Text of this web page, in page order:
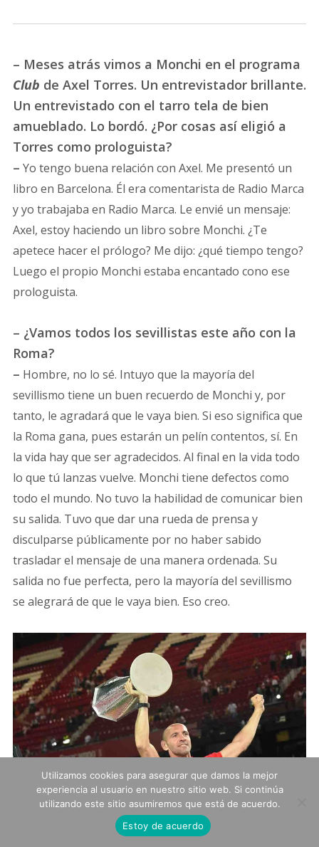
– Meses atrás vimos a Monchi en el programa
Club de Axel Torres. Un entrevistador brillante.
Un entrevistado con el tarro tela de bien
amueblado. Lo bordó. ¿Por cosas así eligió a
Torres como prologuista?
– Yo tengo buena relación con Axel. Me presentó un
libro en Barcelona. Él era comentarista de Radio Marca
y yo trabajaba en Radio Marca. Le envié un mensaje:
Axel, estoy haciendo un libro sobre Monchi. ¿Te
apetece hacer el prólogo? Me dijo: ¿qué tiempo tengo?
Luego el propio Monchi estaba encantado cono ese
prologuista.
– ¿Vamos todos los sevillistas este año con la
Roma?
– Hombre, no lo sé. Intuyo que la mayoría del
sevillismo tiene un buen recuerdo de Monchi y, por
tanto, le agradará que le vaya bien. Si eso significa que
la Roma gana, pues estarán un pelín contentos, sí. En
la vida hay que ser agradecidos. Al final en la vida todo
lo que tú lanzas vuelve. Monchi tiene defectos como
todo el mundo. No tuvo la habilidad de comunicar bien
su salida. Tuvo que dar una rueda de prensa y
disculparse públicamente por no haber sabido
trasladar el mensaje de una manera ordenada. Su
salida no fue perfecta, pero la mayoría del sevillismo
se alegrará de que le vaya bien. Eso creo.
Utilizamos cookies para asegurar que damos la mejor
experiencia al usuario en nuestro sitio web. Si continúa
utilizando este sitio asumiremos que está de acuerdo.
Estoy de acuerdo